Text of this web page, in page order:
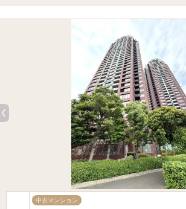
中古マンション